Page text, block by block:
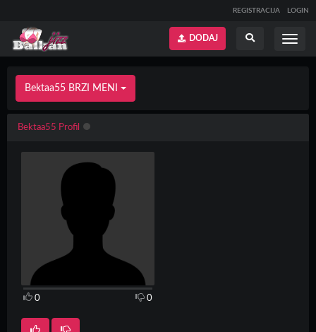
REGISTRACIJA LOGIN
Prikaži
DODAJ
Bektaa55 BRZI MENI
Bektaa55 Profil
0 0